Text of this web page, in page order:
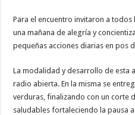
Para el encuentro invitaron a
una mañana de alegría y
pequeñas acciones diarias en pos
La modalidad y desarrollo de esta
radio abierta. En la misma se
verduras, finalizando con un corte
saludables fortaleciendo la pausa